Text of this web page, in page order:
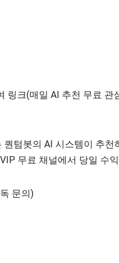
크(매일 AI 추천 무료 관
텀봇의 AI 시스템이 추
무료 채널에서 당일 수
문의)